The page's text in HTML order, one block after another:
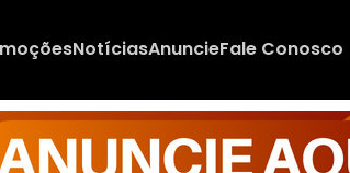
NotíciasAnuncieFale Conosco